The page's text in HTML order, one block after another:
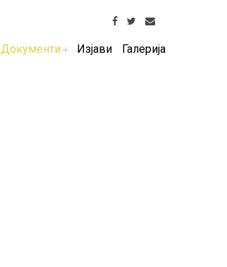
Документи Изјави Галерија